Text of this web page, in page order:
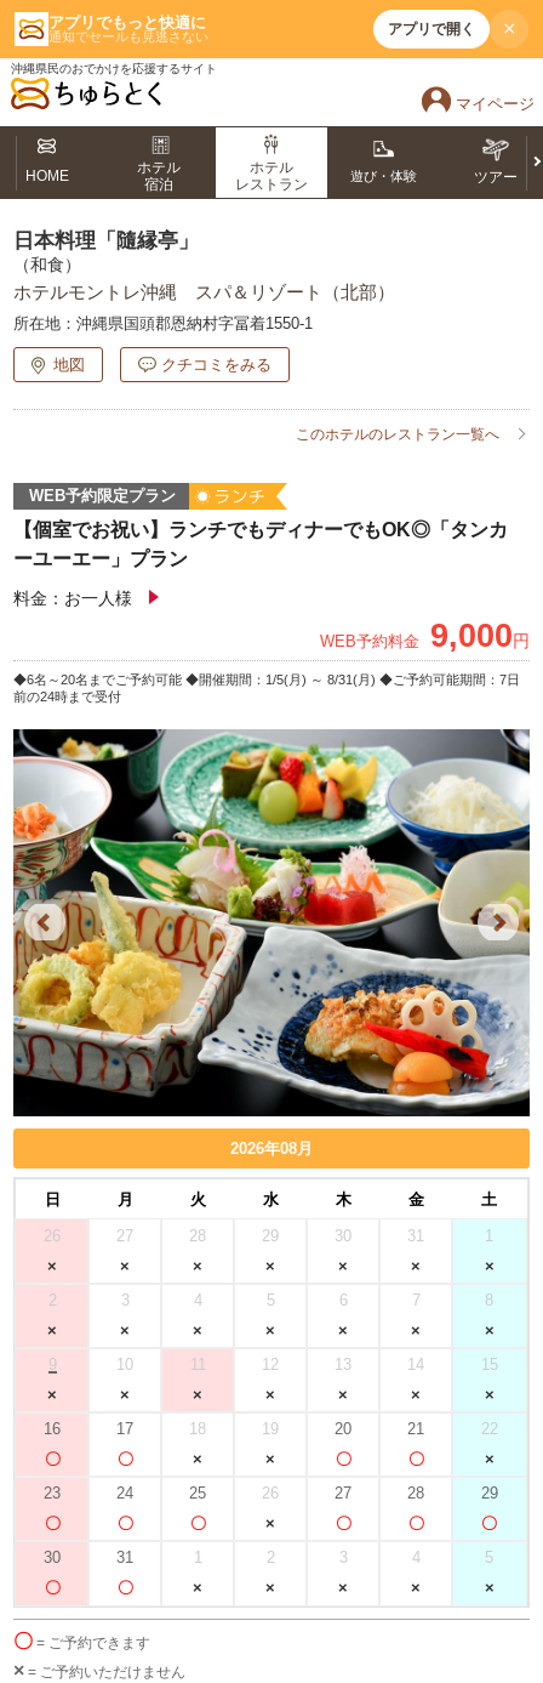
アプリでもっと快適に
通知でセールも見逃さない アプリで開く ×
沖縄県民のおでかけを応援するサイト
マイページ
HOME
ホテル
宿泊
ホテル
レストラン
遊び・体験 ツアー
日本料理「隨縁亭」
（和食）
ホテルモントレ沖縄 スパ＆リゾート（北部）
所在地：沖縄県国頭郡恩納村字冨着1550-1
地図 クチコミをみる
このホテルのレストラン一覧へ
WEB予約限定プラン
【個室でお祝い】ランチでもディナーでもOK◎「タンカ
ーユーエー」プラン
料金：お一人様
WEB予約料金 9,000円
6名～20名までご予約可能 開催期間：1/5(月) ～ 8/31(月)
ご予約可能期間：7日
前の24時まで受付
Previous Next
2026年08月
日 月 火 水 木 金
土
26
27 28 29 30 31 1
2 3 4 5 6 7 8
9 10 11 12 13 14 15
16 17 18 19 20 21 22
23 24 25 26 27 28 29
30 31 1 2 3 4 5
〇 = ご予約できます
× = ご予約いただけません